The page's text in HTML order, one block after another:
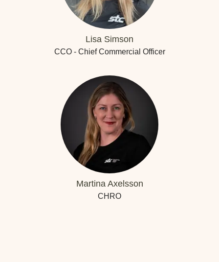
Lisa Simson
CCO - Chief Commercial Officer
Martina Axelsson
CHRO